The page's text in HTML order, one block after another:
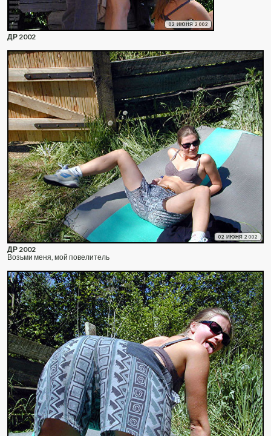
02 ИЮНЯ 2002
ДР 2002
02 ИЮНЯ 2002
ДР 2002
Возьми меня, мой повелитель